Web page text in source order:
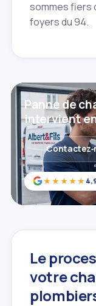
sommes fiers
foyers du 94.
★★★★★
Panne de
intervient
Le
votre